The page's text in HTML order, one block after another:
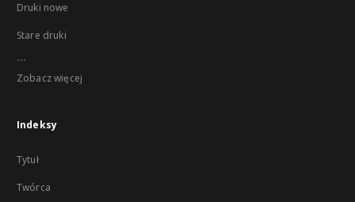
Druki nowe
Stare druki
...
Zobacz więcej
Indeksy
Tytuł
Twórca